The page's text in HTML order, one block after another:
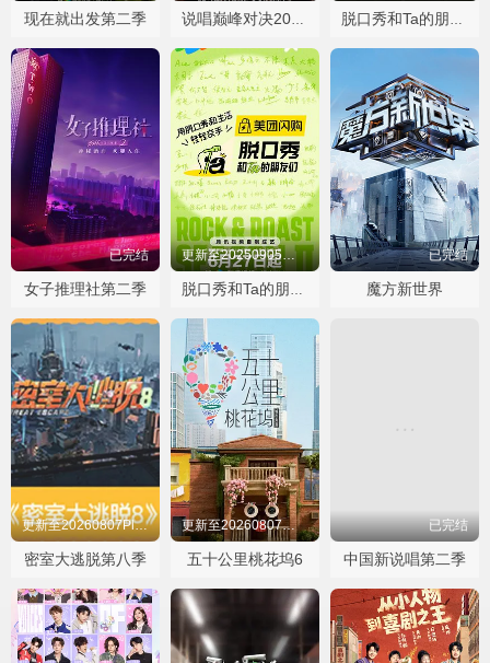
现在就出发第二季 说唱巅峰对决2026 脱口秀和Ta的朋友们第三季
已完结
女子推理社第二季
更新至20250905精编二
脱口秀和Ta的朋友们第二季
已完结
魔方新世界
更新至20260807Plus第03期
密室大逃脱第八季
更新至20260807特辑5
五十公里桃花坞6
已完结
中国新说唱第二季